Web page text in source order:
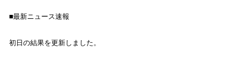
■最新ニュース速報
初日の結果を更新しました。